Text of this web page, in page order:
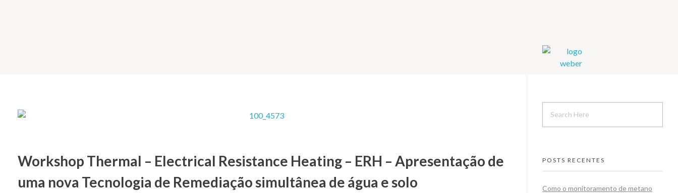
Workshop Thermal – Electrical Resistance Heating – ERH – Apresentação de
uma nova Tecnologia de Remediação simultânea de água e solo
POSTS RECENTES
Como o monitoramento de metano